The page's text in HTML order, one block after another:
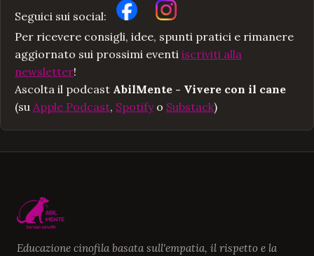
Seguici sui social:
Per ricevere consigli, idee, spunti pratici e rimanere
aggiornato sui prossimi eventi iscriviti alla
newsletter!
Ascolta il podcast AbilMente - Vivere con il cane
(su Apple Podcast, Spotifyo Substack)
Educazione cinofila basata sull'empatia, il rispetto e la